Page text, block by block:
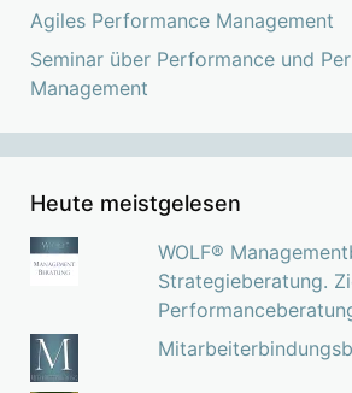
Agiles Performance Management
Seminar über Performance und
Management
Heute meistgelesen
WOLF®
Strategieberatung.